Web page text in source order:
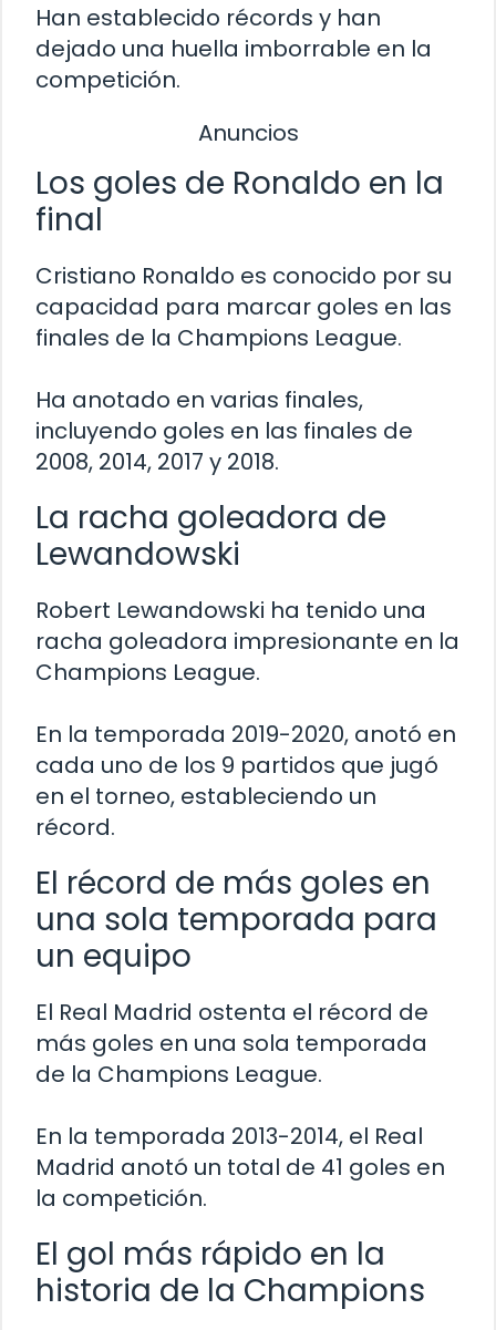
Han establecido récords y han
dejado una huella imborrable en la
competición.
Anuncios
Los goles de Ronaldo en la
final
Cristiano Ronaldo es conocido por su
capacidad para marcar goles en las
finales de la Champions League.
Ha anotado en varias finales,
incluyendo goles en las finales de
2008, 2014, 2017 y 2018.
La racha goleadora de
Lewandowski
Robert Lewandowski ha tenido una
racha goleadora impresionante en la
Champions League.
En la temporada 2019-2020, anotó en
cada uno de los 9 partidos que jugó
en el torneo, estableciendo un
récord.
El récord de más goles en
una sola temporada para
un equipo
El Real Madrid ostenta el récord de
más goles en una sola temporada
de la Champions League.
En la temporada 2013-2014, el Real
Madrid anotó un total de 41 goles en
la competición.
El gol más rápido en la
historia de la Champions